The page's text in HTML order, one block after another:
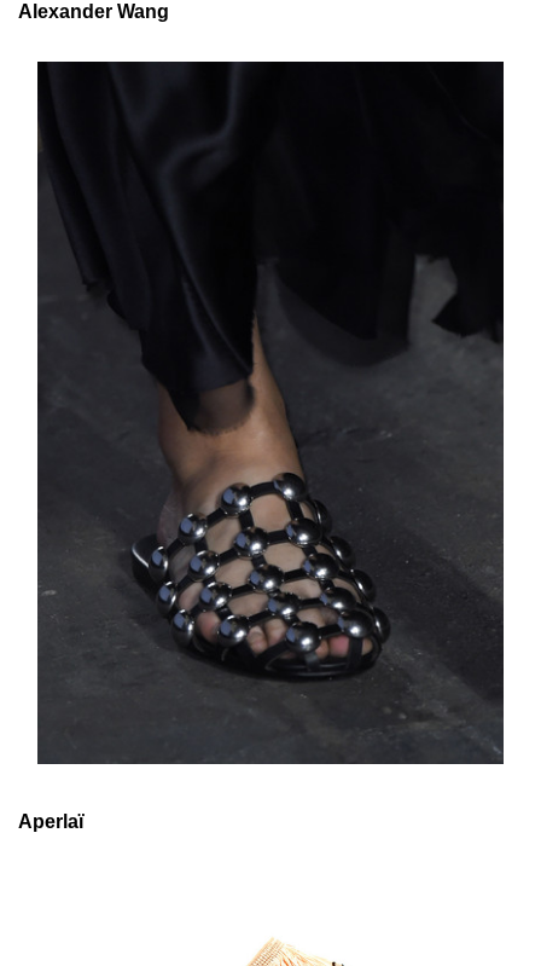
Alexander Wang
Aperlaï